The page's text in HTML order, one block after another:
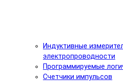
Индуктивные
электропроводности
Программируемые
Счетчики импульсов